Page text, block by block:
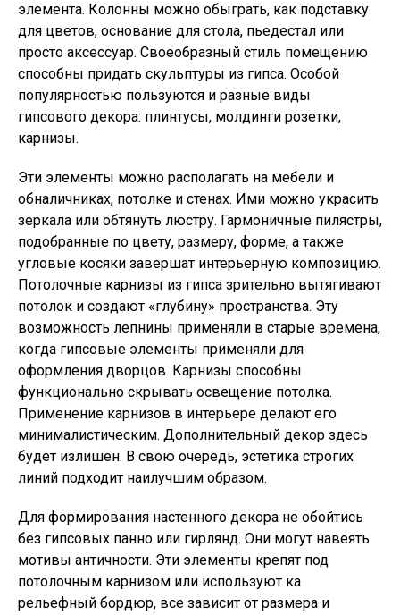
элемента. Колонны можно обыграть, как подставку
для цветов, основание для стола, пьедестал или
просто аксессуар. Своеобразный стиль помещению
способны придать скульптуры из гипса. Особой
популярностью пользуются и разные виды
гипсового декора: плинтусы, молдинги розетки,
карнизы.
Эти элементы можно располагать на мебели и
обналичниках, потолке и стенах. Ими можно украсить
зеркала или обтянуть люстру. Гармоничные пилястры,
подобранные по цвету, размеру, форме, а также
угловые косяки завершат интерьерную композицию.
Потолочные карнизы из гипса зрительно вытягивают
потолок и создают «глубину» пространства. Эту
возможность лепнины применяли в старые времена,
когда гипсовые элементы применяли для
оформления дворцов. Карнизы способны
функционально скрывать освещение потолка.
Применение карнизов в интерьере делают его
минималистическим. Дополнительный декор здесь
будет излишен. В свою очередь, эстетика строгих
линий подходит наилучшим образом.
Для формирования настенного декора не обойтись
без гипсовых панно или гирлянд. Они могут навеять
мотивы античности. Эти элементы крепят под
потолочным карнизом или используют ка
рельефный бордюр, все зависит от размера и